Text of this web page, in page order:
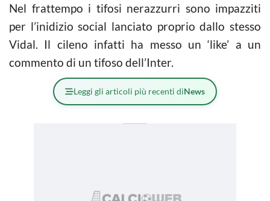
Nel frattempo i tifosi nerazzurri sono impazziti
per l’inidizio social lanciato proprio dallo stesso
Vidal. Il cileno infatti ha messo un ‘like’ a un
commento di un tifoso dell’Inter.
Leggi gli articoli più recenti diNews